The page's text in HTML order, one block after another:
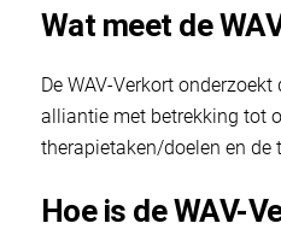
Wat meet de
De WAV-Verkort
alliantie met betrekking tot
therapietaken/doelen en de
Hoe is de WAV-